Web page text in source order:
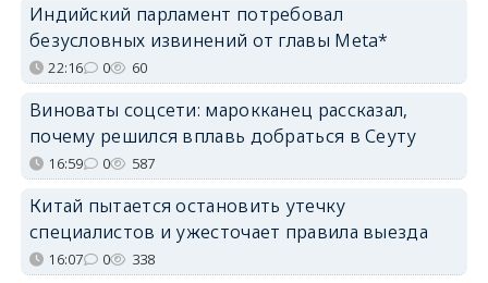
Индийский парламент потребовал
безусловных извинений от главы Meta*
22:16 0 60
Виноваты соцсети: марокканец рассказал,
почему решился вплавь добраться в Сеуту
16:59 0 587
Китай пытается остановить утечку
специалистов и ужесточает правила выезда
16:07 0 338